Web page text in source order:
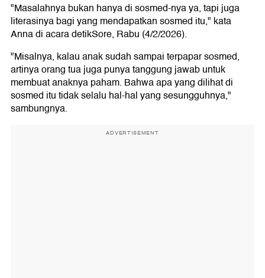
"Masalahnya bukan hanya di sosmed-nya ya, tapi juga
literasinya bagi yang mendapatkan sosmed itu," kata
Anna di acara detikSore, Rabu (4/2/2026).
"Misalnya, kalau anak sudah sampai terpapar sosmed,
artinya orang tua juga punya tanggung jawab untuk
membuat anaknya paham. Bahwa apa yang dilihat di
sosmed itu tidak selalu hal-hal yang sesungguhnya,"
sambungnya.
ADVERTISEMENT